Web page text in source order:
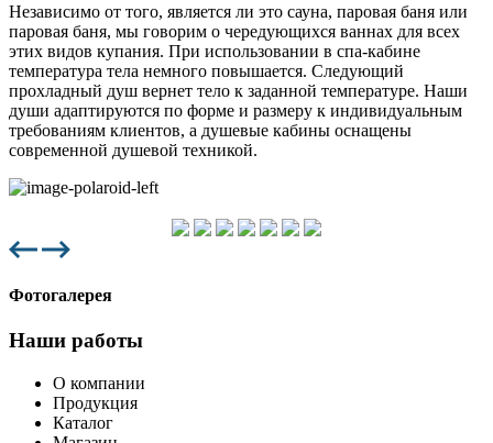
Независимо от того, является ли это сауна, паровая баня или
паровая баня, мы говорим о чередующихся ваннах для всех
этих видов купания. При использовании в спа-кабине
температура тела немного повышается. Следующий
прохладный душ вернет тело к заданной температуре. Наши
души адаптируются по форме и размеру к индивидуальным
требованиям клиентов, а душевые кабины оснащены
современной душевой техникой.
Фотогалерея
Наши работы
О компании
Продукция
Каталог